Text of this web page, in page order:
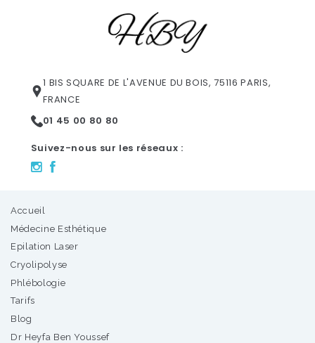
1 BIS SQUARE DE L'AVENUE DU BOIS, 75116 PARIS,
FRANCE
01 45 00 80 80
Suivez-nous sur les réseaux :
Accueil
Médecine Esthétique
Epilation Laser
Cryolipolyse
Phlébologie
Tarifs
Blog
Dr Heyfa Ben Youssef